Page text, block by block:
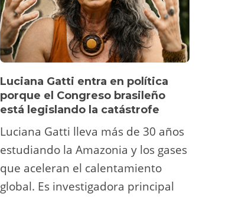
Luciana Gatti entra en política
porque el Congreso brasileño
está legislando la catástrofe
Luciana Gatti lleva más de 30 años
estudiando la Amazonia y los gases
que aceleran el calentamiento
global. Es investigadora principal